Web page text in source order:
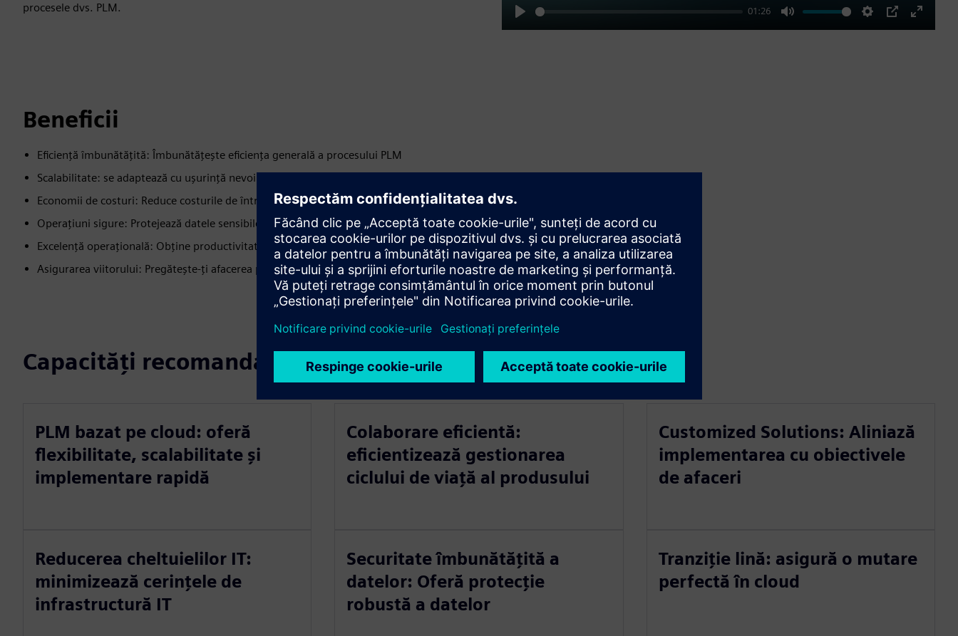
procesele dvs. PLM.
Play
01:26
Mute Settings
PIP
Enter
Beneficii
Eficiență îmbunătățită: Îmbunătățește eficiența generală a procesului PLM
Scalabilitate: se adaptează cu ușurință nevoilor în creștere ale afacerii
Economii de costuri: Reduce costurile de întreținere IT și infrastructură
Operațiuni sigure: Protejează datele sensibile
Excelență operațională: Obține productivitate și performanță mai mari
Asigurarea viitorului: Pregătește-ți afacerea pentru creșterea și schimbările viitoare
Capacități recomandate
PLM bazat pe cloud: oferă
flexibilitate, scalabilitate și
implementare rapidă
Colaborare eficientă:
eficientizează gestionarea
ciclului de viață al produsului
Customized Solutions: Aliniază
implementarea cu obiectivele
de afaceri
Reducerea cheltuielilor IT:
minimizează cerințele de
infrastructură IT
Securitate îmbunătățită a
datelor: Oferă protecție
robustă a datelor
Tranziție lină: asigură o mutare
perfectă în cloud